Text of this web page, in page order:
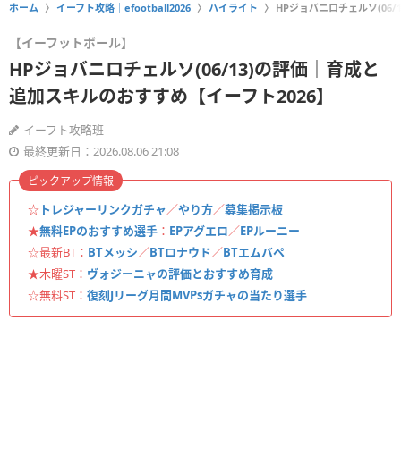
ホーム イーフト攻略｜efootball2026 ハイライト HPジョバニロチェルソ(06/
【イーフットボール】
HPジョバニロチェルソ(06/13)の評価｜育成と
追加スキルのおすすめ【イーフト2026】
イーフト攻略班
最終更新日：2026.08.06 21:08
☆ トレジャーリンクガチャ／やり方／募集掲示板
★無料EPのおすすめ選手 ： EPアグエロ／EPルーニー
☆最新BT： BTメッシ／BTロナウド／BTエムバペ
★木曜ST： ヴォジーニャの評価とおすすめ育成
☆無料ST： 復刻Jリーグ月間MVPsガチャの当たり選手
ピックアップ情報